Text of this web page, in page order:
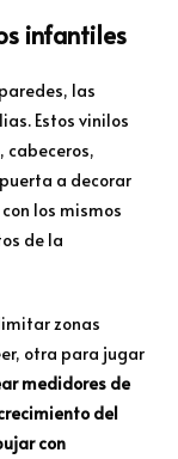
infantiles
las
Estos vinilos
cabeceros,
a decorar
los mismos
de la
zonas
otra para jugar
medidores de
del
con